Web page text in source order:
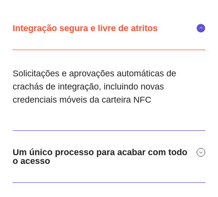
Integração segura e livre de atritos
Solicitações e aprovações automáticas de
crachás de integração, incluindo novas
credenciais móveis da carteira NFC
Um único processo para acabar com todo
o acesso